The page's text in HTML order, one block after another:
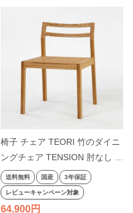
椅子 チェア TEORI 竹のダイニ
ングチェア TENSION 肘なし ア
ームレス シンプル 天然木 木目
木製 ナチュラル テオリ 国産 日
本製
送料無料 国産 3年保証
レビューキャンペーン対象
64,900